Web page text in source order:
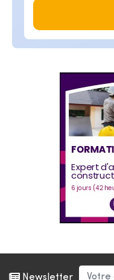
Newsletter